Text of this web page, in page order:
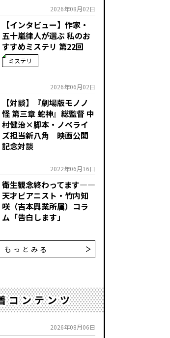
2026年08月02日
【インタビュー】作家・
五十嵐律人が選ぶ 私のお
すすめミステリ 第22回
ミステリ
2026年06月02日
【対談】『劇場版モノノ
怪 第三章 蛇神』総監督 中
村健治×脚本・ノベライ
ズ担当新八角 映画公開
記念対談
2022年06月16日
衛生観念終わってます—―
天才ピアニスト・竹内知
咲（吉本興業所属）コラ
ム「告白します」
もっとみる
コンテンツ
2026年08月06日